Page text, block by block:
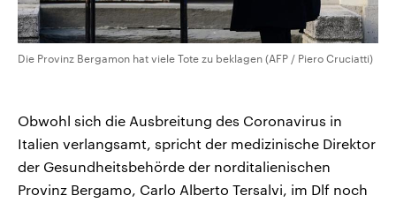
Die Provinz Bergamon hat viele Tote zu beklagen (AFP / Piero Cruciatti)
Obwohl sich die Ausbreitung des Coronavirus in
Italien verlangsamt, spricht der medizinische Direktor
der Gesundheitsbehörde der norditalienischen
Provinz Bergamo, Carlo Alberto Tersalvi, im Dlf noch